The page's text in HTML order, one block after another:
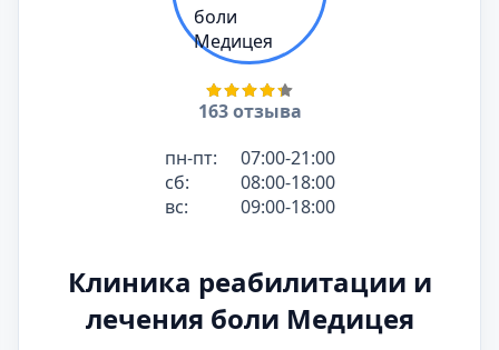
163 отзыва
пн-пт:
07:00-21:00
сб:
08:00-18:00
вс:
09:00-18:00
Клиника реабилитации и
лечения боли Медицея